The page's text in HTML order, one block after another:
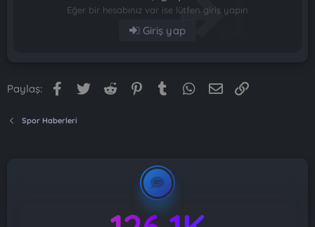
Eğer bir hesabınız var ise lütfen giriş yapın
Giriş yap
Paylaş: Facebook
Twitter Reddit PinterestTumblr WhatsApp
E-posta
Spor Haberleri